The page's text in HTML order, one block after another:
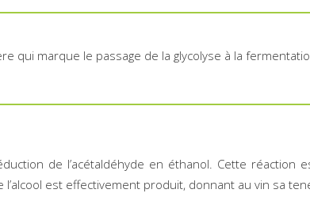
qui marque le passage de la glycolyse à la
de l’acétaldéhyde en éthanol. Cette réaction
est effectivement produit, donnant au vin sa